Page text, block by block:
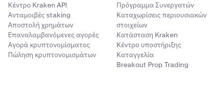
Κέντρο Kraken API
Ανταμοιβές staking
Αποστολή χρημάτων
Επαναλαμβανόμενες αγορές
Αγορά κρυπτονομίσματος
Πώληση κρυπτονομισμάτων
Πρόγραμμα Συνεργατών
Καταχωρίσεις περιουσιακών
στοιχείων
Κατάσταση Kraken
Κέντρο υποστήριξης
Καταγγελία
Breakout Prop Trading